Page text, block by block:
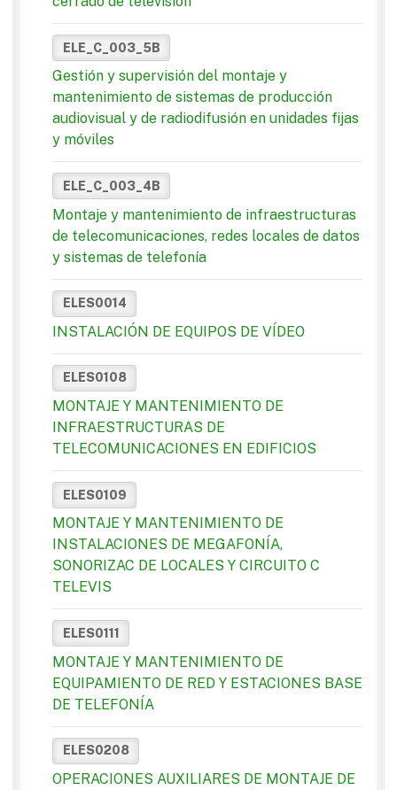
ELE_C_003_5B
Gestión y supervisión del montaje y
mantenimiento de sistemas de producción
audiovisual y de radiodifusión en unidades fijas
y móviles
ELE_C_003_4B
Montaje y mantenimiento de infraestructuras
de telecomunicaciones, redes locales de datos
y sistemas de telefonía
ELES0014
INSTALACIÓN DE EQUIPOS DE VÍDEO
ELES0108
MONTAJE Y MANTENIMIENTO DE
INFRAESTRUCTURAS DE
TELECOMUNICACIONES EN EDIFICIOS
ELES0109
MONTAJE Y MANTENIMIENTO DE
INSTALACIONES DE MEGAFONÍA,
SONORIZAC DE LOCALES Y CIRCUITO C
TELEVIS
ELES0111
MONTAJE Y MANTENIMIENTO DE
EQUIPAMIENTO DE RED Y ESTACIONES BASE
DE TELEFONÍA
ELES0208
OPERACIONES AUXILIARES DE MONTAJE DE